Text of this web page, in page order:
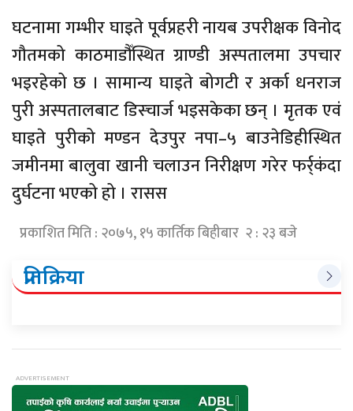
घटनामा गम्भीर घाइते पूर्वप्रहरी नायब उपरीक्षक विनोद
गौतमको काठमाडौँस्थित ग्राण्डी अस्पतालमा उपचार
भइरहेको छ । सामान्य घाइते बोगटी र अर्का धनराज
पुरी अस्पतालबाट डिस्चार्ज भइसकेका छन् । मृतक एवं
घाइते पुरीको मण्डन देउपुर नपा–५ बाउनेडिहीस्थित
जमीनमा बालुवा खानी चलाउन निरीक्षण गरेर फर्र्कंदा
दुर्घटना भएको हो । रासस
प्रकाशित मिति : २०७५, १५ कार्तिक बिहीबार २ : २३ बजे
प्रतिक्रिया